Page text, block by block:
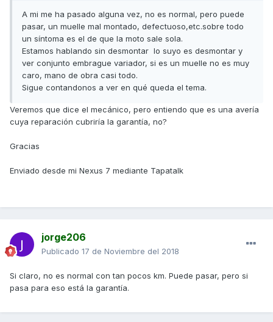
A mi me ha pasado alguna vez, no es normal, pero puede
pasar, un muelle mal montado, defectuoso,etc.sobre todo
un síntoma es el de que la moto sale sola.
Estamos hablando sin desmontar lo suyo es desmontar y
ver conjunto embrague variador, si es un muelle no es muy
caro, mano de obra casi todo.
Sigue contandonos a ver en qué queda el tema.
Veremos que dice el mecánico, pero entiendo que es una avería
cuya reparación cubriría la garantía, no?
Gracias
Enviado desde mi Nexus 7 mediante Tapatalk
jorge206
Publicado 17 de Noviembre del 2018
Si claro, no es normal con tan pocos km. Puede pasar, pero si
pasa para eso está la garantía.